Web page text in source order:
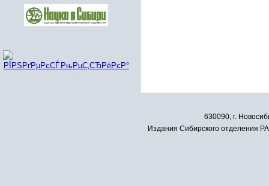
630090, г.
Издания Сибирского отделения